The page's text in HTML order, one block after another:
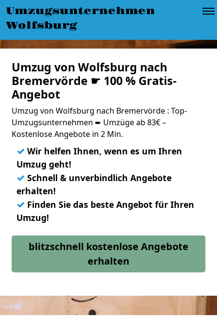
Umzugsunternehmen
Wolfsburg
Umzug von Wolfsburg nach
Bremervörde ☛ 100 % Gratis-
Angebot
Umzug von Wolfsburg nach Bremervörde : Top-
Umzugsunternehmen ➨ Umzüge ab 83€ –
Kostenlose Angebote in 2 Min.
✓ Wir helfen Ihnen, wenn es um Ihren
Umzug geht!
✓ Schnell & unverbindlich Angebote
erhalten!
✓ Finden Sie das beste Angebot für Ihren
Umzug!
blitzschnell kostenlose Angebote
erhalten